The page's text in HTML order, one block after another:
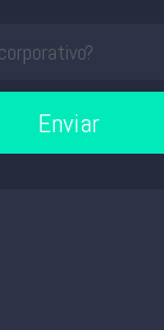
Enviar